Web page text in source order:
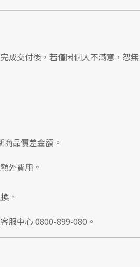
完成交付後，若僅因個人不滿意，恕
商品價差金額 。
外費用。
。
客服中心 0800-899-080 。